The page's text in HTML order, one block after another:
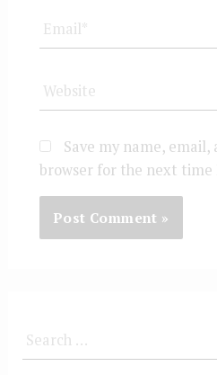
Save my name, email,
browser for the next time